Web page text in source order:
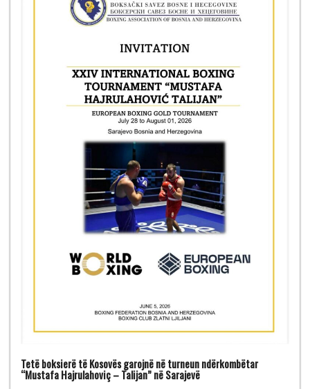
Tetë boksierë të Kosovës garojnë në turneun ndërkombëtar
“Mustafa Hajrulahoviç – Talijan” në Sarajevë